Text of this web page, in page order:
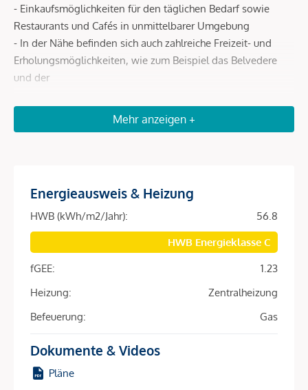
- Einkaufsmöglichkeiten für den täglichen Bedarf sowie
Restaurants und Cafés in unmittelbarer Umgebung
- In der Nähe befinden sich auch zahlreiche Freizeit- und
Erholungsmöglichkeiten, wie zum Beispiel das Belvedere
und der
Beschreibung *
Gehminuten vom beliebten Rennweg, dem Schweizergarten
und idealen Verkehrsanbindungen entfernt.
Ob für Singles, Paare oder kleine Familien – hier wohnen
Großzügige Loggia
Zentral begehbare 3-Zimmer-Wohnung mit optimalem
Mehr anzeigen +
Energieausweis & Heizung
HWB (kWh/m2/Jahr):
56.8
HWB Energieklasse C
fGEE:
1.23
Heizung:
Zentralheizung
Befeuerung:
Gas
Dokumente & Videos
Pläne